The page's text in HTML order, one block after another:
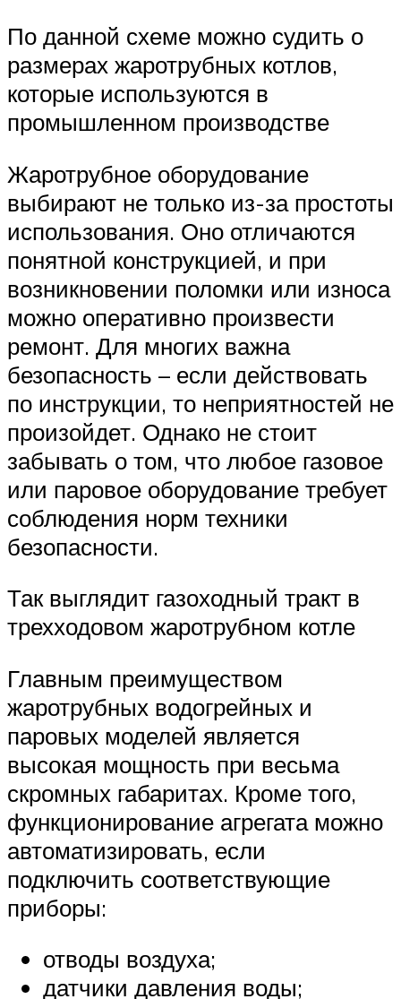
По данной схеме можно судить о
размерах жаротрубных котлов,
которые используются в
промышленном производстве
Жаротрубное оборудование
выбирают не только из-за простоты
использования. Оно отличаются
понятной конструкцией, и при
возникновении поломки или износа
можно оперативно произвести
ремонт. Для многих важна
безопасность – если действовать
по инструкции, то неприятностей не
произойдет. Однако не стоит
забывать о том, что любое газовое
или паровое оборудование требует
соблюдения норм техники
безопасности.
Так выглядит газоходный тракт в
трехходовом жаротрубном котле
Главным преимуществом
жаротрубных водогрейных и
паровых моделей является
высокая мощность при весьма
скромных габаритах. Кроме того,
функционирование агрегата можно
автоматизировать, если
подключить соответствующие
приборы:
отводы воздуха;
датчики давления воды;